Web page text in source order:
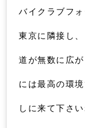
バイクラブフ
東京に隣接し
道が無数に広
には最高の環
しに来て下さ